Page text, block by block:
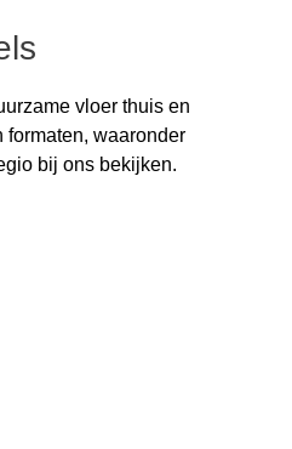
vloer thuis en
waaronder
bij ons bekijken.